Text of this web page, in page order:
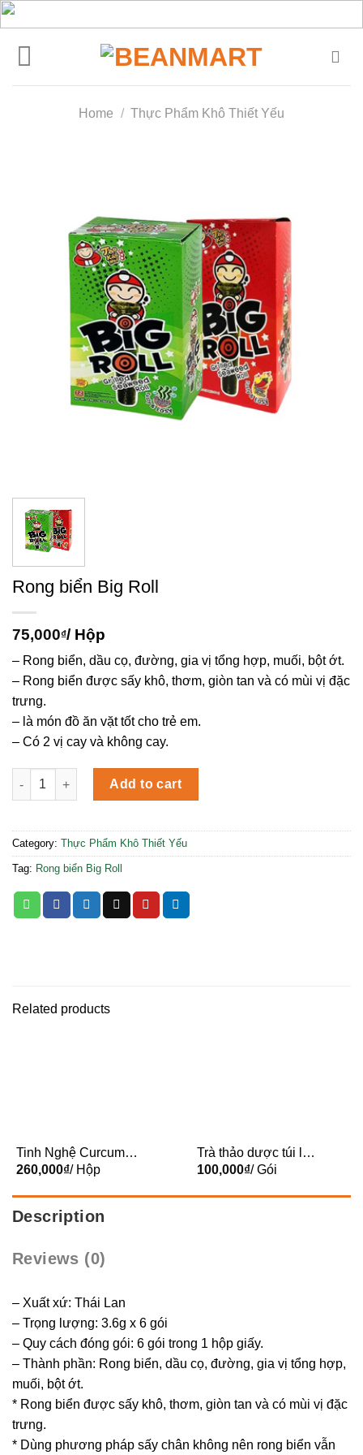
Skip
to
content
Home / Thực Phẩm Khô Thiết Yếu
Rong biển Big Roll
75,000₫/ Hộp
– Rong biển, dầu cọ, đường, gia vị tổng hợp, muối, bột ớt.
– Rong biển được sấy khô, thơm, giòn tan và có mùi vị đặc
trưng.
– là món đồ ăn vặt tốt cho trẻ em.
– Có 2 vị cay và không cay.
Rong biển Big Roll quantity
Add to cart
Category: Thực Phẩm Khô Thiết Yếu
Tag: Rong biển Big Roll
Related products
Tinh Nghệ Curcumin
100g
260,000₫/ Hộp
Trà thảo dược túi lọc
Atiso Vĩnh Tiến 100g
100,000₫/ Gói
Description
Reviews (0)
– Xuất xứ: Thái Lan
– Trọng lượng: 3.6g x 6 gói
– Quy cách đóng gói: 6 gói trong 1 hộp giấy.
– Thành phần: Rong biển, dầu cọ, đường, gia vị tổng hợp,
muối, bột ớt.
* Rong biển được sấy khô, thơm, giòn tan và có mùi vị đặc
trưng.
* Dùng phương pháp sấy chân không nên rong biển vẫn